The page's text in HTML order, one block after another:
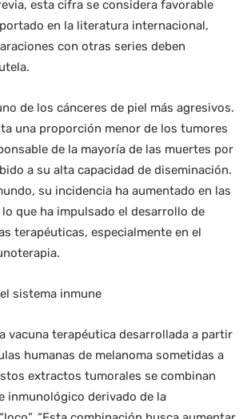
esta cifra se considera favorable
en la literatura internacional,
con otras series deben
de los cánceres de piel más agresivos.
una proporción menor de los tumores
de la mayoría de las muertes por
a su alta capacidad de diseminación.
su incidencia ha aumentado en las
que ha impulsado el desarrollo de
terapéuticas, especialmente en el
sistema inmune
vacuna terapéutica desarrollada a partir
humanas de melanoma sometidas a
extractos tumorales se combinan
inmunológico derivado de la